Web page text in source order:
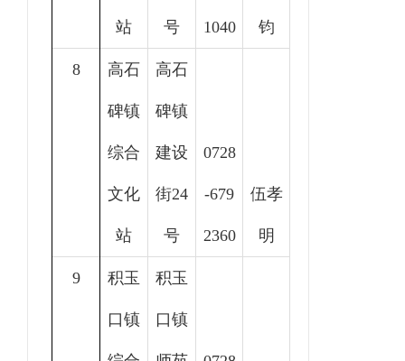
站 号 1040 钧
8 高石
碑镇
综合
文化
站
高石
碑镇
建设
街24
号
0728
-679
2360
伍孝
明
9 积玉
口镇
积玉
口镇